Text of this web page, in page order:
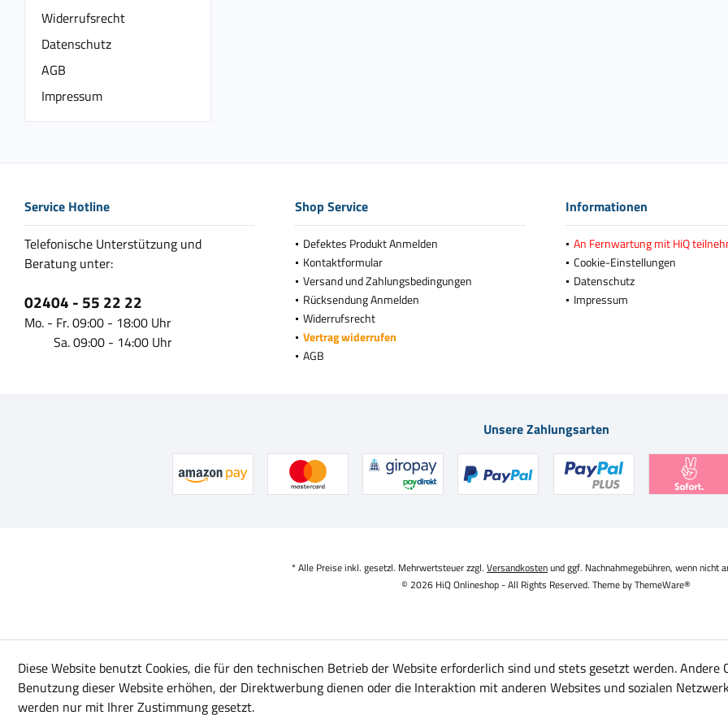
Widerrufsrecht
Datenschutz
AGB
Impressum
Service Hotline
Telefonische Unterstützung und
Beratung unter:
02404 - 55 22 22
Mo. - Fr. 09:00 - 18:00 Uhr
Sa. 09:00 - 14:00 Uhr
Shop Service
Defektes Produkt Anmelden
Kontaktformular
Versand und Zahlungsbedingungen
Rücksendung Anmelden
Widerrufsrecht
Vertrag widerrufen
AGB
Informationen
An Fernwartung mit HiQ
Cookie-Einstellungen
Datenschutz
Impressum
Unsere Zahlungsarten
* Alle Preise inkl. gesetzl. Mehrwertsteuer zzgl. Versandkostenund ggf. Nachnahmegebühren, wenn nicht
© 2026 HiQ Onlineshop - All Rights Reserved. Theme byThemeWare®
Diese Website benutzt Cookies, die für den technischen Betrieb der Website erforderlich sind und stets gesetzt werden. Andere
Benutzung dieser Website erhöhen, der Direktwerbung dienen oder die Interaktion mit anderen Websites und sozialen
werden nur mit Ihrer Zustimmung gesetzt.